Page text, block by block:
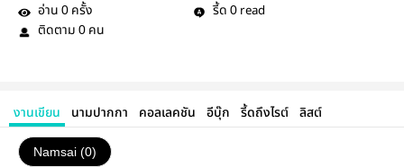
อ่าน 0 ครั้ง รี้ด 0 read
ติดตาม 0 คน
งานเขียน นามปากกา คอลเลคชัน อีบุ๊ก รี้ดถึงไรต์ ลิสต์
Namsai (0)